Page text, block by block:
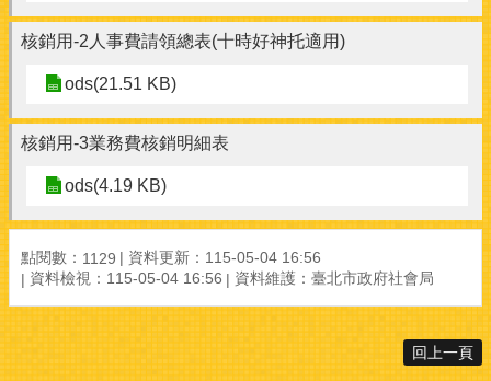
核銷用-2人事費請領總表(十時好神托適用)
ods(21.51 KB)
核銷用-3業務費核銷明細表
ods(4.19 KB)
點閱數： 1129
資料更新：115-05-04 16:56
資料檢視：115-05-04 16:56
資料維護：臺北市政府社會局
回上一頁